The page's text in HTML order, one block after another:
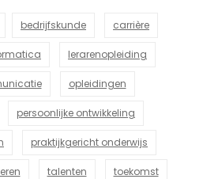
bedrijfskunde carrière
lerarenopleiding
opleidingen
persoonlijke ontwikkeling
praktijkgericht onderwijs
talenten toekomst